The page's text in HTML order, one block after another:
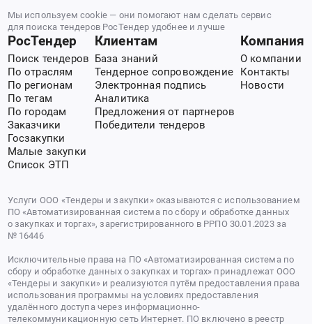
Мы используем cookie — они помогают нам сделать сервис
для поиска тендеров РосТендер удобнее и лучше
РосТендер
Поиск тендеров
По отраслям
По регионам
По тегам
По городам
Заказчики
Госзакупки
Малые закупки
Список ЭТП
Клиентам
База знаний
Тендерное сопровождение
Электронная подпись
Аналитика
Предложения от партнеров
Победители тендеров
Компания
О компании
Контакты
Новости
Услуги ООО «Тендеры и закупки» оказываются с использованием
ПО «Автоматизированная система по сбору и обработке данных
о закупках и торгах», зарегистрированного в РРПО 30.01.2023 за
№ 16446
Исключительные права на ПО «Автоматизированная система по
сбору и обработке данных о закупках и торгах» принадлежат ООО
«Тендеры и закупки» и реализуются путём предоставления права
использования программы на условиях предоставления
удалённого доступа через информационно-
телекоммуникационную сеть Интернет. ПО включено в реестр